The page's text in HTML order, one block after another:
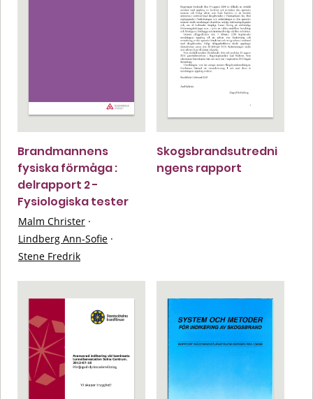
Brandmannens
fysiska förmåga :
delrapport 2 -
Fysiologiska tester
Malm Christer ·
Lindberg Ann-Sofie ·
Stene Fredrik
Skogsbrandsutredni
ngens rapport